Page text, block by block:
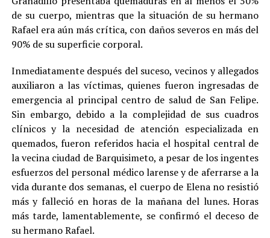
de su cuerpo, mientras que la situación de su hermano
Rafael era aún más crítica, con daños severos en más del
90% de su superficie corporal.
Inmediatamente después del suceso, vecinos y allegados
auxiliaron a las víctimas, quienes fueron ingresadas de
emergencia al principal centro de salud de San Felipe.
Sin embargo, debido a la complejidad de sus cuadros
clínicos y la necesidad de atención especializada en
quemados, fueron referidos hacia el hospital central de
la vecina ciudad de Barquisimeto, a pesar de los ingentes
esfuerzos del personal médico larense y de aferrarse a la
vida durante dos semanas, el cuerpo de Elena no resistió
más y falleció en horas de la mañana del lunes. Horas
más tarde, lamentablemente, se confirmó el deceso de
su hermano Rafael.